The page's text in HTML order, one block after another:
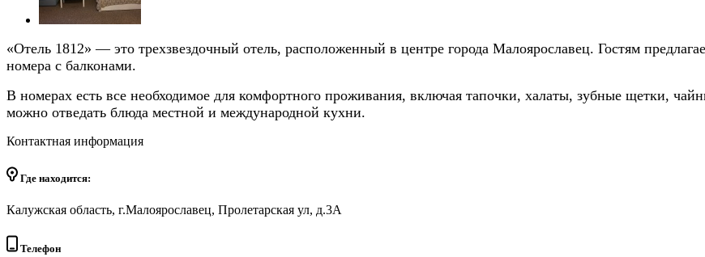
«Отель 1812» — это трехзвездочный отель, расположенный в центре города Малоярославец. Гостям
номера с балконами.
В номерах есть все необходимое для комфортного проживания, включая тапочки, халаты, зубные щетки,
можно отведать блюда местной и международной кухни.
Контактная информация
Где находится:
Калужская область, г.Малоярославец, Пролетарская ул, д.3А
Телефон